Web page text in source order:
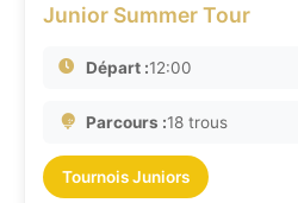
Junior Summer Tour
Départ :12:00
Parcours :18 trous
Tournois Juniors